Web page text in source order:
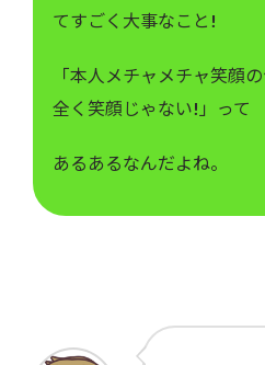
てすごく大事なこと!
「本人メチャメチャ笑顔
全く笑顔じゃない!」って
あるあるなんだよね。